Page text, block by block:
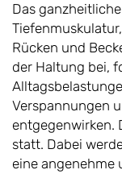
Das
Rücken und
der Haltung bei,
Verspannungen
entgegenwirken.
statt. Dabei
eine angenehme